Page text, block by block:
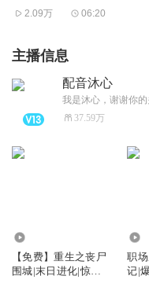
2.09万 06:20
主播信息
配音沐心
37.59万
【免费】重生之丧尸
围城|末日进化|惊险
职
记|